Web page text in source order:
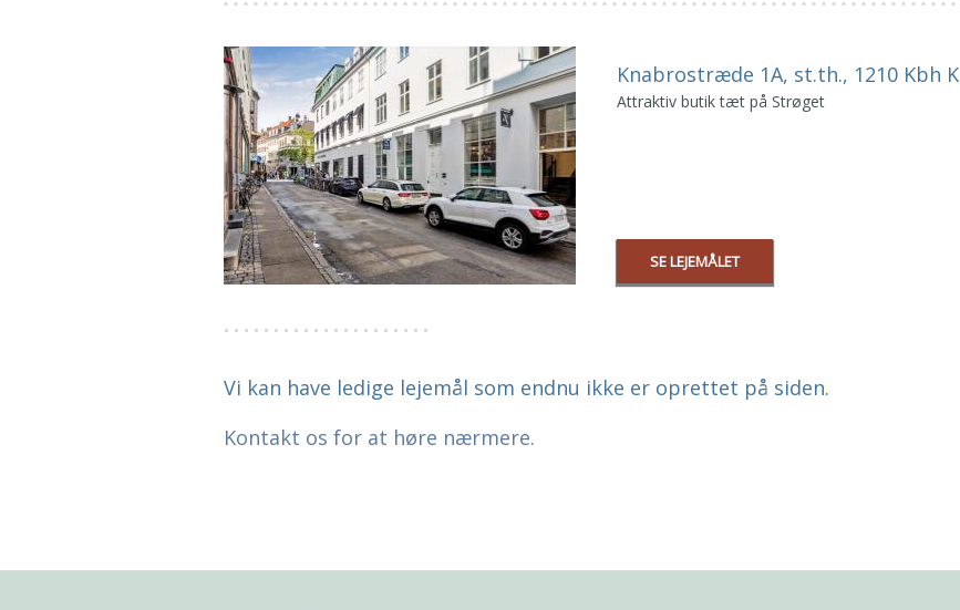
Knabrostræde 1A, st.th., 1210 Kbh K
Attraktiv butik tæt på Strøget
SE LEJEMÅLET
Vi kan have ledige lejemål som endnu ikke er oprettet på siden.
Kontakt os for at høre nærmere.